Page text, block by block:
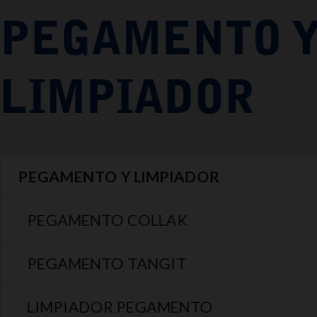
PEGAMENTO Y
LIMPIADOR
PEGAMENTO Y LIMPIADOR
PEGAMENTO COLLAK
PEGAMENTO TANGIT
LIMPIADOR PEGAMENTO